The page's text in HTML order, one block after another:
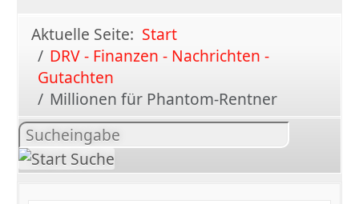
Aktuelle Seite: Start
DRV - Finanzen - Nachrichten -
Gutachten
Millionen für Phantom-Rentner
Inhalt
suchen